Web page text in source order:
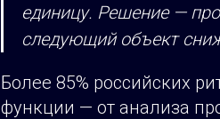
единицу. Решение —
следующий объект
Более 85% российских
функции — от анализа